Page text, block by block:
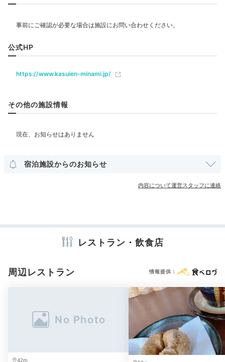
和室
和洋室 洋室 スイート
カラオケルーム
冷蔵庫 スリッパ セーフティボックス
歯ブラシ カミソリ シャンプー リンス ボディソープ
※設備・アメニティは、確認が取れている情報を表示しています。
公式HP
https://www.kasuien-minami.jp/
その他の施設情報
宿泊施設からのお知らせ
内容について運営スタッフに連絡
レストラン・飲食店
周辺レストラン 情報提供：
42m